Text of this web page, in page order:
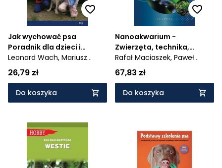
Jak wychować psa
Poradnik dla dzieci i
młodzieży
Leonard Wach, Mariusz
Wach
26,79 zł
Do koszyka
Nanoakwarium -
Zwierzęta, technika,
aquascaping
Rafał Maciaszek, Paweł
Zarzyński
67,83 zł
Do koszyka